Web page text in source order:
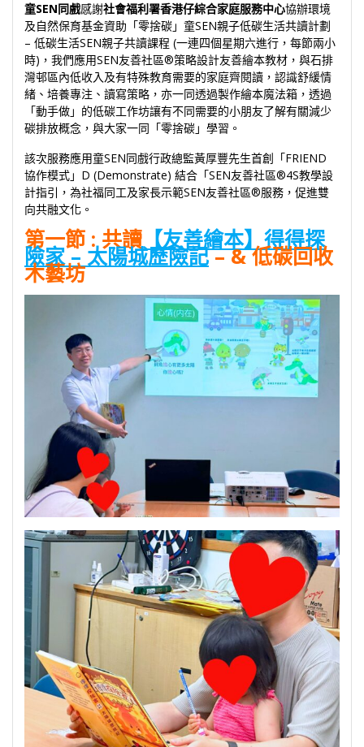
童SEN同戲感謝社會福利署香港仔綜合家庭服務中心協辦環境
及自然保育基金資助「零捨碳」童SEN親子低碳生活共讀計劃
– 低碳生活SEN親子共讀課程 (一連四個星期六進行，每節兩小
時)，我們應用SEN友善社區®策略設計友善繪本教材，與石排
灣邨區內低收入及有特殊教育需要的家庭齊閱讀，認識舒緩情
緒、培養專注、讀寫策略，亦一同透過製作繪本魔法箱，透過
「動手做」的低碳工作坊讓有不同需要的小朋友了解有關減少
碳排放概念，與大家一同「零捨碳」學習。
該次服務應用童SEN同戲行政總監黃厚豐先生首創「FRIEND
協作模式」D (Demonstrate) 結合「SEN友善社區®4S教學設
計指引，為社福同工及家長示範SEN友善社區®服務，促進雙
向共融文化。
第一節 :共讀【友善繪本】得得探
險家 – 太陽城歷險記– & 低碳回收
木藝坊